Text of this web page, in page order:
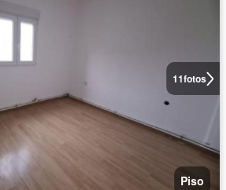
11fotos
Piso